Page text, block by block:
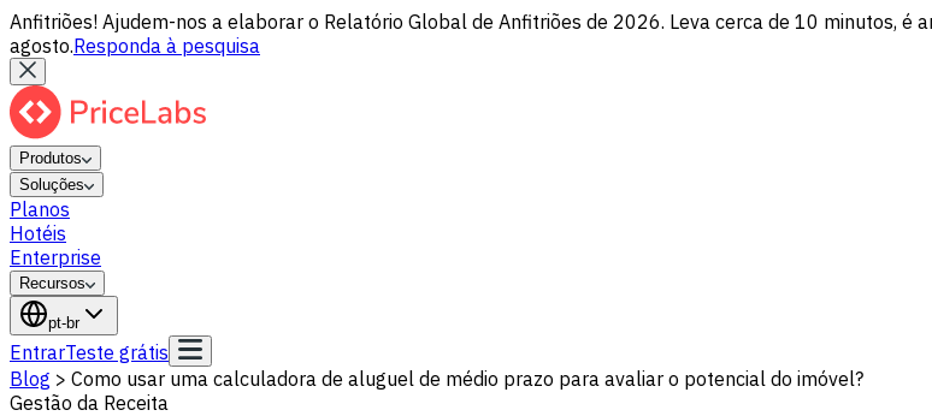
Anfitriões! Ajudem-nos a elaborar o Relatório Global de Anfitriões de 2026. Leva cerca de 10 minutos, é
agosto.Responda à pesquisa
Produtos
Soluções
Planos
Hotéis
Enterprise
Recursos
pt-br
EntrarTeste grátis
Blog > Como usar uma calculadora de aluguel de médio prazo para avaliar o potencial do imóvel?
Gestão da Receita